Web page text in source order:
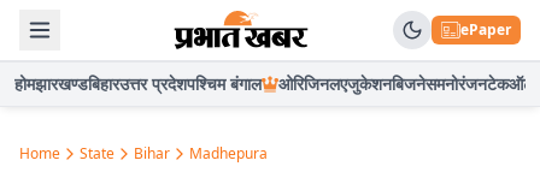
ePaper
होमझारखण्डबिहारउत्तर प्रदेशपश्चिम बंगाल ओरिजिनलएजुकेशनबिजनेसमनोरंजनटेकऑटो
Home State Bihar Madhepura